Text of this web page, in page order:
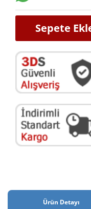
Sepete
Ürün Detayı